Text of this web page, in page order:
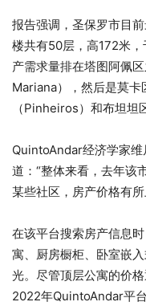
报告强调，圣保罗市目
楼共有50层，高172米
产需求量排在塔图阿佩
Mariana），然后是莫
（Pinheiros）和布坦坦
QuintoAndar经济学家
道：“整体来看，去年该
某些社区，房产价格有所
在该平台搜索房产信息
寓、厨房橱柜、卧室嵌
光。尽管顶层公寓的价
2022年QuintoAndar平